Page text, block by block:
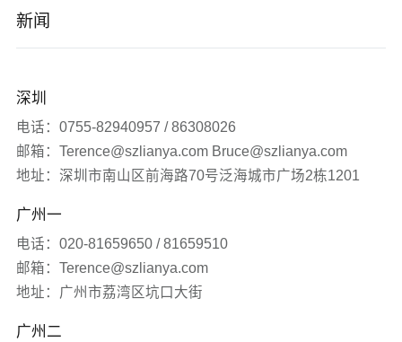
小程序/App
品牌营销服务
电子数码
其他
公司介绍
新闻
签约新闻
联雅观点
常见问题
网站知识
深圳
电话：0755-82940957 / 86308026
邮箱：Terence@szlianya.com Bruce@szlianya.com
地址：深圳市南山区前海路70号泛海城市广场2栋1201
广州一
电话：020-81659650 / 81659510
邮箱：Terence@szlianya.com
地址：广州市荔湾区坑口大街
广州二